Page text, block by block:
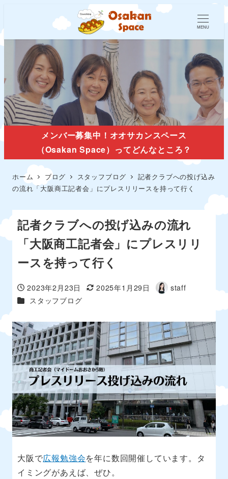
MENU
スタッフブログ
メンバー募集中！オオサカンスペース
（Osakan Space）ってどんなところ？
ホーム ブログ スタッフブログ
記者クラブへの投げ込み
の流れ「大阪商工記者会」にプレスリリースを持って行く
記者クラブへの投げ込みの流れ
「大阪商工記者会」にプレスリリ
ースを持って行く
投稿日
2023年2月23日
更新日
2025年1月29日
著
staff
カテゴリー
スタッフブログ
大阪で広報勉強会を年に数回開催しています。タ
イミングがあえば、ぜひ。